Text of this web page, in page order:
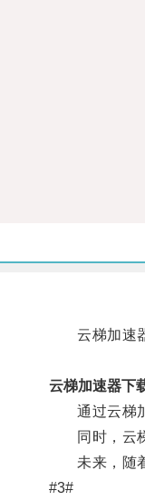
云梯加速器
云梯加速器下
通过云梯加
同时，云梯
未来，随着
#3#